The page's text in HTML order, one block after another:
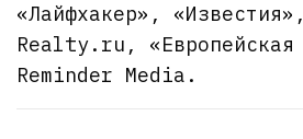
«Лайфхакер»,
Realty.ru, «Европейская
Reminder Media.